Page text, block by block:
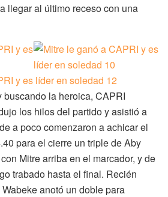
llegar al último receso con una
buscando la heroica, CAPRI
los hilos del partido y asistió a
a poco comenzaron a achicar el
para el cierre un triple de Aby
Mitre arriba en el marcador, y de
trabado hasta el final. Recién
anotó un doble para